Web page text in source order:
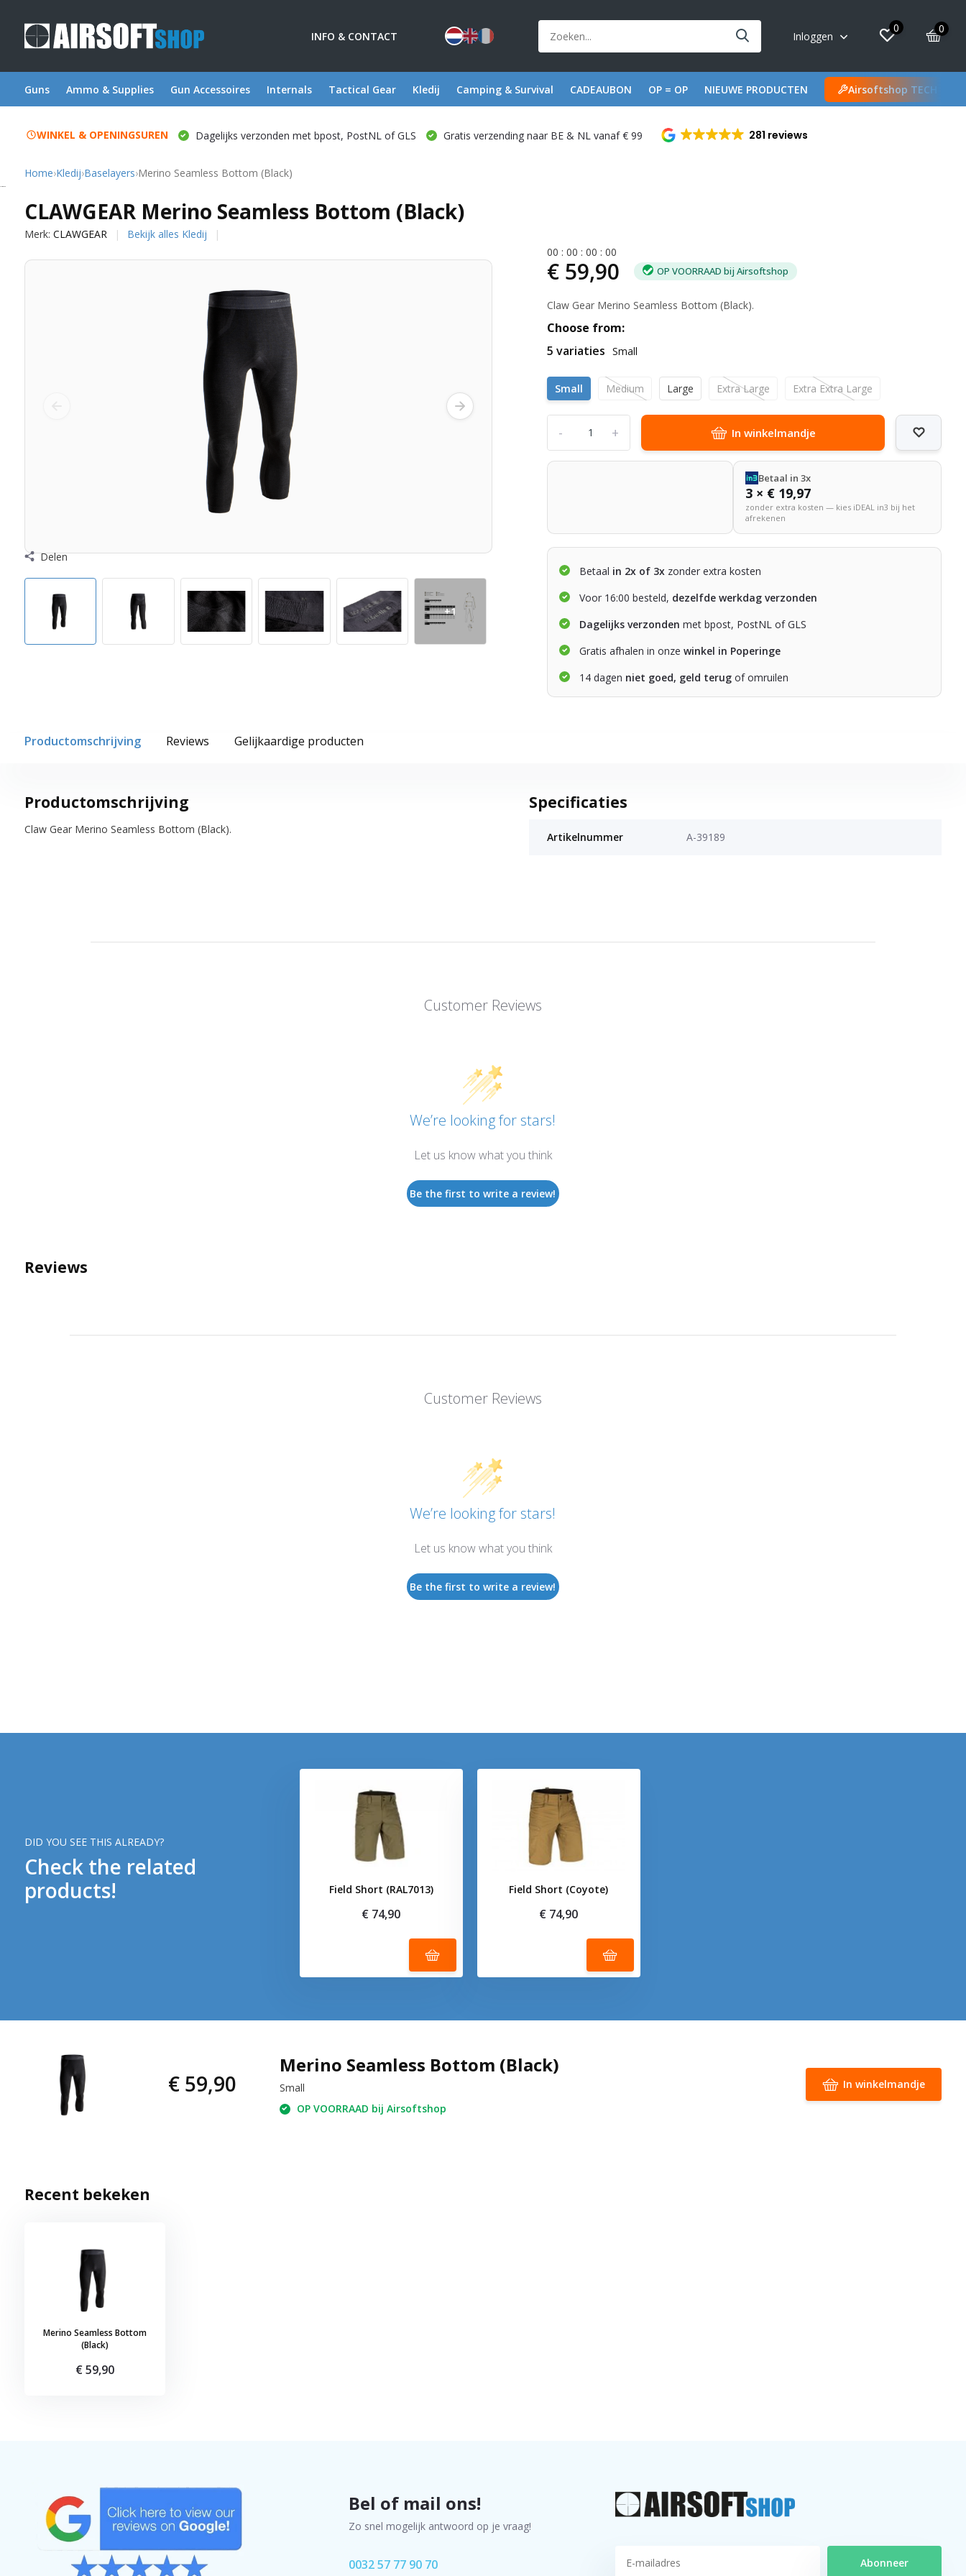
INFO & CONTACT Inloggen
0 0
Guns Ammo & Supplies Gun Accessoires Internals Tactical Gear Kledij Camping & Survival CADEAUBON OP = OP NIEUWE PRODUCTEN Airsoftshop TECH
WINKEL & OPENINGSUREN Dagelijks verzonden met bpost, PostNL of GLS Gratis verzending naar BE & NL vanaf € 99 281 reviews
Home›Kledij›Baselayers›Merino Seamless Bottom (Black)
CLAWGEAR Merino Seamless Bottom (Black)
Merk: CLAWGEAR Bekijk alles Kledij
Delen
+1
00 :00 :00 :00
€ 59,90 OP VOORRAAD bij Airsoftshop
Claw Gear Merino Seamless Bottom (Black).
Choose from:
5 variaties Small
Small Medium Large Extra Large Extra Extra Large
+
- In winkelmandje
Betaal in 3x
3 × € 19,97
zonder extra kosten — kies iDEAL in3 bij het
afrekenen
Betaal in 2x of 3x zonder extra kosten
Voor 16:00 besteld, dezelfde werkdag verzonden
Dagelijks verzonden met bpost, PostNL of GLS
Gratis afhalen in onzewinkel in Poperinge
14 dagen niet goed, geld terug of omruilen
Productomschrijving Reviews Gelijkaardige producten
Productomschrijving
Claw Gear Merino Seamless Bottom (Black).
Specificaties
Artikelnummer A-39189
Customer Reviews
We’re looking for stars!
Let us know what you think
Be the first to write a review!
Reviews
Customer Reviews
We’re looking for stars!
Let us know what you think
Be the first to write a review!
DID YOU SEE THIS ALREADY?
Check the related
products!
Field Short (RAL7013)
€ 74,90
Field Short (Coyote)
€ 74,90
€ 59,90
Merino Seamless Bottom (Black)
Small
OP VOORRAAD bij Airsoftshop
In winkelmandje
Recent bekeken
Merino Seamless Bottom
(Black)
€ 59,90
Bel of mail ons!
Zo snel mogelijk antwoord op je vraag!
0032 57 77 90 70 Abonneer